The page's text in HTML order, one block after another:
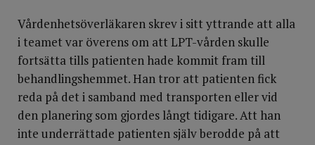
Vårdenhetsöverläkaren skrev i sitt yttrande att alla
i teamet var överens om att LPT-vården skulle
fortsätta tills patienten hade kommit fram till
behandlingshemmet. Han tror att patienten fick
reda på det i samband med transporten eller vid
den planering som gjordes långt tidigare. Att han
inte underrättade patienten själv berodde på att